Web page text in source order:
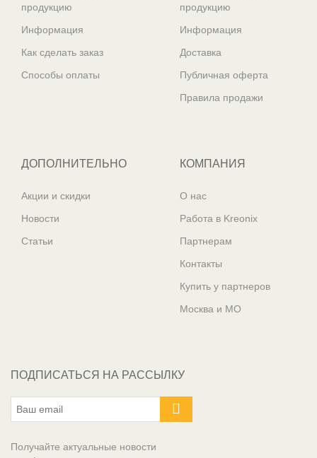
продукцию
Информация
Как сделать заказ
Способы оплаты
продукцию
Информация
Доставка
Публичная оферта
Правила продажи
ДОПОЛНИТЕЛЬНО
Акции и скидки
Новости
Статьи
КОМПАНИЯ
О нас
Работа в Kreonix
Партнерам
Контакты
Купить у партнеров
Москва и МО
ПОДПИСАТЬСЯ НА РАССЫЛКУ
Получайте актуальные новости